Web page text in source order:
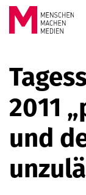
Springe zum Inhalt
2011
und